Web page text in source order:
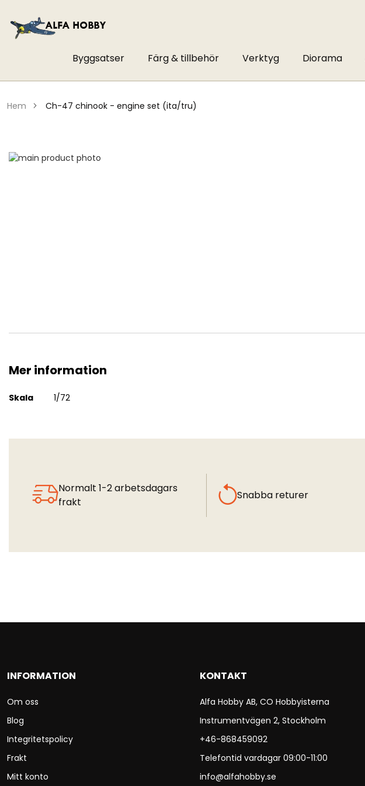
Byggsatser Färg & tillbehör Verktyg Diorama
hem ch-47 chinook - engine set (ita/tru)
Hoppa
Mer information
Mer
Skala 1/72
Normalt 1-2 arbetsdagars
frakt
Snabba returer
INFORMATION
Om oss
Blog
Integritetspolicy
Frakt
Mitt konto
KONTAKT
Alfa Hobby AB, CO Hobbyisterna
Instrumentvägen 2, Stockholm
+46-868459092
Telefontid vardagar 09:00-11:00
info@alfahobby.se